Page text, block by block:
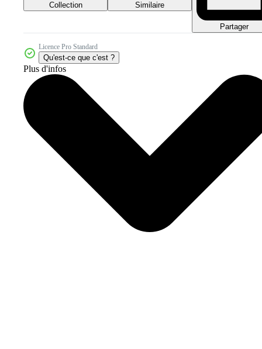
Collection Similaire
Partager
Licence Pro Standard
Qu'est-ce que c'est ?
Plus d'infos